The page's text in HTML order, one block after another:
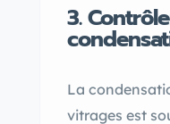
3.
La
vitrages est